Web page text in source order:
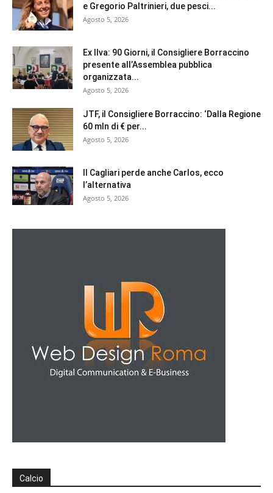
e Gregorio Paltrinieri, due pesci...
Agosto 5, 2026
Ex Ilva: 90 Giorni, il Consigliere Borraccino
presente all’Assemblea pubblica
organizzata...
Agosto 5, 2026
JTF, il Consigliere Borraccino: ‘Dalla Regione
60 mln di € per...
Agosto 5, 2026
Il Cagliari perde anche Carlos, ecco
l’alternativa
Agosto 5, 2026
Calcio